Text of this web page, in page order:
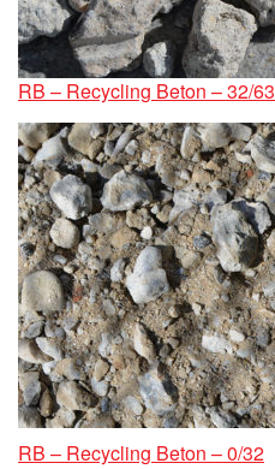
RB – Recycling Beton – 32/63
RB – Recycling Beton – 0/32